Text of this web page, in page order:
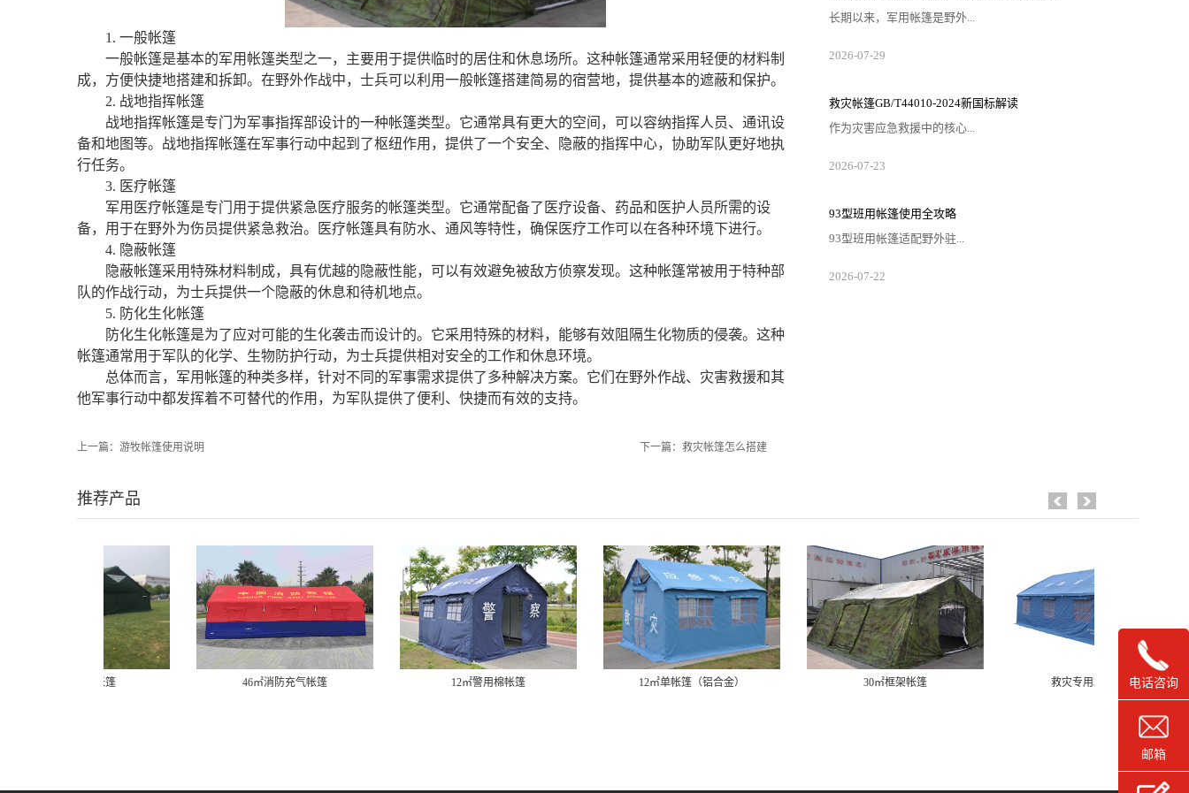
1. 一般帐篷
一般帐篷是基本的军用帐篷类型之一，主要用于提供临时的居住和休息场所。这种帐篷通常采用轻便的材料制
成，方便快捷地搭建和拆卸。在野外作战中，士兵可以利用一般帐篷搭建简易的宿营地，提供基本的遮蔽和保护。
2. 战地指挥帐篷
战地指挥帐篷是专门为军事指挥部设计的一种帐篷类型。它通常具有更大的空间，可以容纳指挥人员、通讯设
备和地图等。战地指挥帐篷在军事行动中起到了枢纽作用，提供了一个安全、隐蔽的指挥中心，协助军队更好地执
行任务。
3. 医疗帐篷
军用医疗帐篷是专门用于提供紧急医疗服务的帐篷类型。它通常配备了医疗设备、药品和医护人员所需的设
备，用于在野外为伤员提供紧急救治。医疗帐篷具有防水、通风等特性，确保医疗工作可以在各种环境下进行。
4. 隐蔽帐篷
隐蔽帐篷采用特殊材料制成，具有优越的隐蔽性能，可以有效避免被敌方侦察发现。这种帐篷常被用于特种部
队的作战行动，为士兵提供一个隐蔽的休息和待机地点。
5. 防化生化帐篷
防化生化帐篷是为了应对可能的生化袭击而设计的。它采用特殊的材料，能够有效阻隔生化物质的侵袭。这种
帐篷通常用于军队的化学、生物防护行动，为士兵提供相对安全的工作和休息环境。
总体而言，军用帐篷的种类多样，针对不同的军事需求提供了多种解决方案。它们在野外作战、灾害救援和其
他军事行动中都发挥着不可替代的作用，为军队提供了便利、快捷而有效的支持。
上一篇： 游牧帐篷使用说明 下一篇： 救灾帐篷怎么搭建
长期以来，军用帐篷是野外...
2026-07-29
救灾帐篷GB/T44010-2024新国标解读
作为灾害应急救援中的核心...
2026-07-23
93型班用帐篷使用全攻略
93型班用帐篷适配野外驻...
2026-07-22
推荐产品
46㎡消防充气帐篷 12㎡警用棉帐篷 12㎡单帐篷（铝合金） 救灾专用36㎡单帐篷 电话咨询
邮箱